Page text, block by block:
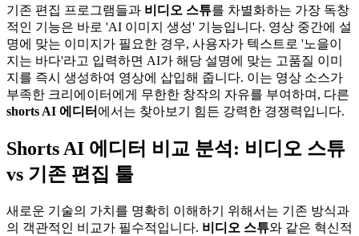
기존 편집 프로그램들과 비디오 스튜를 차별화하는 가장 독창
적인 기능은 바로 'AI 이미지 생성' 기능입니다. 영상 중간에 설
명에 맞는 이미지가 필요한 경우, 사용자가 텍스트로 '노을이
지는 바다'라고 입력하면 AI가 해당 설명에 맞는 고품질 이미
지를 즉시 생성하여 영상에 삽입해 줍니다. 이는 영상 소스가
부족한 크리에이터에게 무한한 창작의 자유를 부여하며, 다른
shorts AI 에디터 에서는 찾아보기 힘든 강력한 경쟁력입니다.
Shorts AI 에디터 비교 분석: 비디오 스튜
vs 기존 편집 툴
새로운 기술의 가치를 명확히 이해하기 위해서는 기존 방식과
의 객관적인 비교가 필수적입니다. 비디오 스튜와 같은 혁신적